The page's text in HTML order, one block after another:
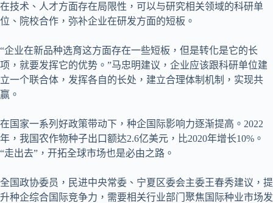
在技术、人才方面存在局限性，可以与研究相关领域的科研单
位、院校合作，弥补企业在研发方面的短板。
“企业在新品种选育这方面存在一些短板，但是转化是它的长
项，就要发挥它的优势。”马忠明建议，企业应该跟科研单位建
立一个联合体，发挥各自的长处，建立合理体制机制，实现共
赢。
在国家一系列好政策带动下，种企国际影响力逐渐提高。2022
年，我国农作物种子出口额达2.6亿美元，比2020年增长10%。
“走出去”，开拓全球市场也是必由之路。
全国政协委员，民进中央常委、宁夏区委会主委王春秀建议，提
升种企综合国际竞争力，需要相关行业部门聚焦国际种业市场发